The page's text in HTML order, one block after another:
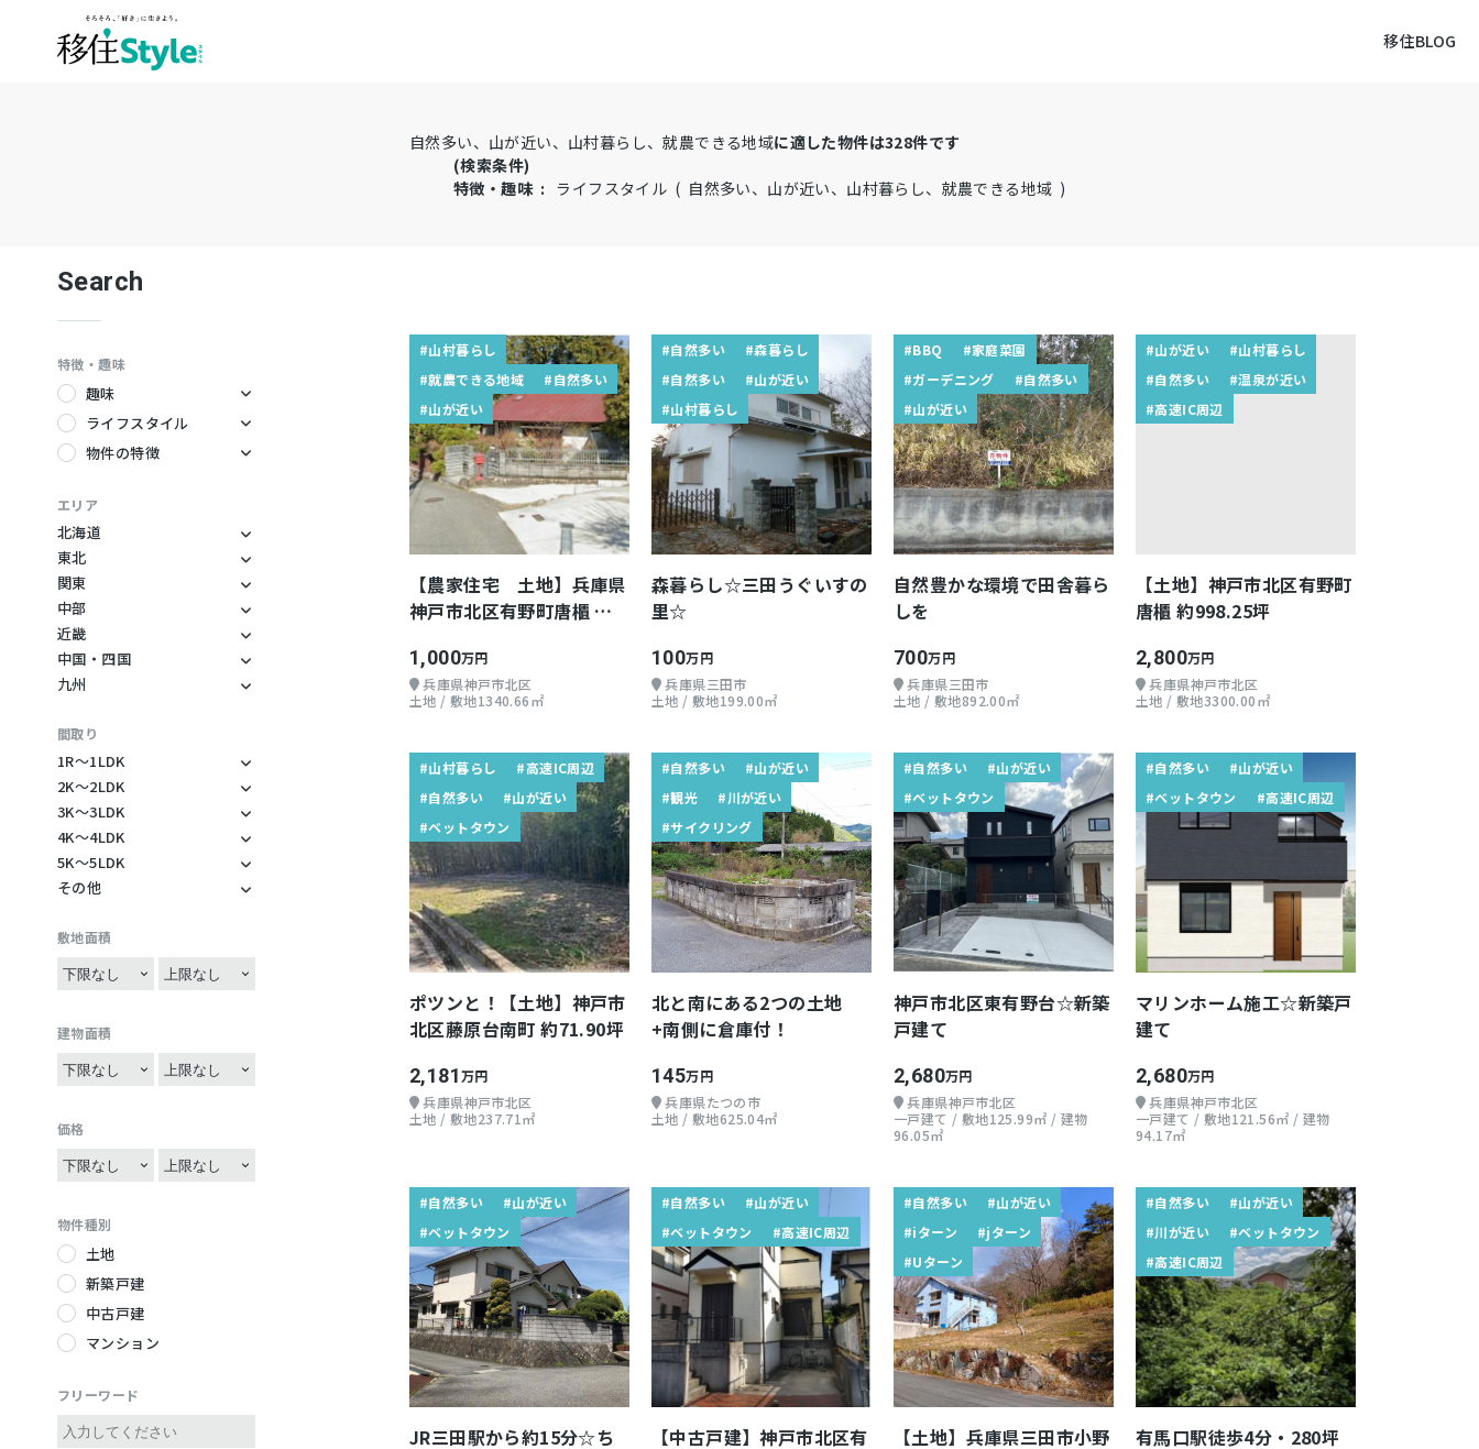
移住BLOG
自然多い、山が近い、山村暮らし、就農できる地域に適した物件は328件です
(検索条件)
特徴・趣味 : ライフスタイル ( 自然多い、山が近い、山村暮らし、就農できる地域 )
#山村暮らし
#就農できる地域
#自然多い
#山が近い
【農家住宅 土地】兵庫県
神戸市北区有野町唐櫃 約
1,000万円
兵庫県神戸市北区
土地 / 敷地1340.66㎡
#自然多い
#森暮らし
#自然多い
#山が近い
#山村暮らし
森暮らし☆三田うぐいすの
里☆
100万円
兵庫県三田市
土地 / 敷地199.00㎡
#BBQ
#家庭菜園
#ガーデニング
#自然多い
#山が近い
自然豊かな環境で田舎暮ら
しを
700万円
兵庫県三田市
土地 / 敷地892.00㎡
#山が近い
#山村暮らし
#自然多い
#温泉が近い
#高速IC周辺
【土地】神戸市北区有野町
唐櫃 約998.25坪
2,800万円
兵庫県神戸市北区
土地 / 敷地3300.00㎡
#山村暮らし
#高速IC周辺
#自然多い
#山が近い
#ベットタウン
ポツンと！【土地】神戸市
北区藤原台南町 約71.90坪
2,181万円
兵庫県神戸市北区
土地 / 敷地237.71㎡
#自然多い
#山が近い
#観光
#川が近い
#サイクリング
北と南にある2つの土地
+南側に倉庫付！
145万円
兵庫県たつの市
土地 / 敷地625.04㎡
#自然多い
#山が近い
#ベットタウン
神戸市北区東有野台☆新築
戸建て
2,680万円
兵庫県神戸市北区
一戸建て / 敷地125.99㎡ / 建物
96.05㎡
#自然多い
#山が近い
#ベットタウン
#高速IC周辺
マリンホーム施工☆新築戸
建て
2,680万円
兵庫県神戸市北区
一戸建て / 敷地121.56㎡ / 建物
94.17㎡
#自然多い
#山が近い
#ベットタウン
JR三田駅から約15分☆ち
#自然多い
#山が近い
#ベットタウン
#高速IC周辺
【中古戸建】神戸市北区有
#自然多い
#山が近い
#iターン
#jターン
#Uターン
【土地】兵庫県三田市小野
#自然多い
#山が近い
#川が近い
#ベットタウン
#高速IC周辺
有馬口駅徒歩4分・280坪
Search
特徴・趣味
趣味
キャンプ
サーフィン
スキー・スノーボー
ゴルフ
野鳥
BBQ
農場
家庭菜園
ガーデニング
陶芸・工芸
ライフスタイル
テレワーク
山が近い
水が美味しい
森暮らし
山村暮らし
島暮らし
地域活動
自給自足
歴史的建造物が近い
災害が少ない
老後住みやすい
物件の特徴
デザイナーズ物件
お店ができる
バリアフリー
二世帯住宅
田舎にあるデカい家
井戸水利用可
五右衛門風呂
富士山が見える
電車が複数使える
公共交通機関が便利
リノベーション
琵琶湖が近い
エリア
北海道
東北
関東
中部
静岡県
愛知県
近畿
兵庫県
中国・四国
九州
大分県
間取り
1R〜1LDK
1R
1K
1DK
1LDK
2K〜2LDK
2K
2DK
2LK
3K〜3LDK
3K
3DK
3SDK
4K〜4LDK
4K
4SDK
5K〜5LDK
5LDK
その他
敷地面積
建物面積
価格
物件種別
土地
新築戸建
中古戸建
マンション
フリーワード